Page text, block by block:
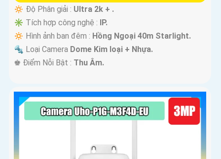
🔅 Độ Phân giải : Ultra 2k + .
✳️ Tích hợp công nghệ :
IP.
🔅 Hình ảnh ban đêm : Hồng Ngoại 40m Starlight.
🔩 Loại Camera Dome Kim loại + Nhựa.
️♚ Điểm Nỗi Bật : Thu Âm.